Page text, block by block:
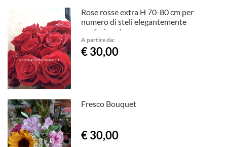
Rose rosse extra H 70-80 cm per
numero di steli elegantemente
confezionate
A partire da:
€ 30,00
Fresco Bouquet
€ 30,00